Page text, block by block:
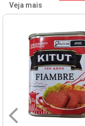
Veja mais